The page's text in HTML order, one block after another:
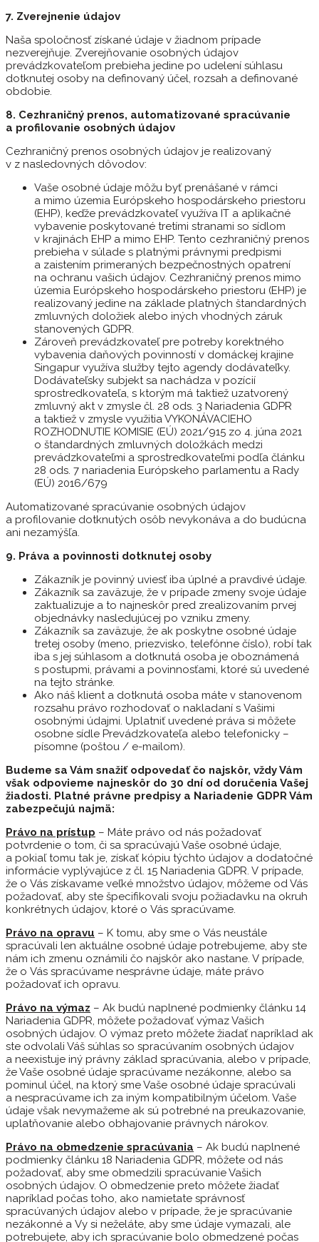
7. Zverejnenie údajov
Naša spoločnosť získané údaje v žiadnom prípade
nezverejňuje. Zverejňovanie osobných údajov
prevádzkovateľom prebieha jedine po udelení súhlasu
dotknutej osoby na definovaný účel, rozsah a definované
obdobie.
8. Cezhraničný prenos, automatizované spracúvanie
a profilovanie osobných údajov
Cezhraničný prenos osobných údajov je realizovaný
v z nasledovných dôvodov:
Vaše osobné údaje môžu byť prenášané v rámci
a mimo územia Európskeho hospodárskeho priestoru
(EHP), keďže prevádzkovateľ využíva IT a aplikačné
vybavenie poskytované tretími stranami so sídlom
v krajinách EHP a mimo EHP. Tento cezhraničný prenos
prebieha v súlade s platnými právnymi predpismi
a zaistením primeraných bezpečnostných opatrení
na ochranu vašich údajov. Cezhraničný prenos mimo
územia Európskeho hospodárskeho priestoru (EHP) je
realizovaný jedine na základe platných štandardných
zmluvných doložiek alebo iných vhodných záruk
stanovených GDPR.
Zároveň prevádzkovateľ pre potreby korektného
vybavenia daňových povinností v domáckej krajine
Singapur využíva služby tejto agendy dodávateľky.
Dodávateľsky subjekt sa nachádza v pozícií
sprostredkovateľa, s ktorým má taktiež uzatvorený
zmluvný akt v zmysle čl. 28 ods. 3 Nariadenia GDPR
a taktiež v zmysle využitia VYKONÁVACIEHO
ROZHODNUTIE KOMISIE (EÚ) 2021/915 zo 4. júna 2021
o štandardných zmluvných doložkách medzi
prevádzkovateľmi a sprostredkovateľmi podľa článku
28 ods. 7 nariadenia Európskeho parlamentu a Rady
(EÚ) 2016/679
Automatizované spracúvanie osobných údajov
a profilovanie dotknutých osôb nevykonáva a do budúcna
ani nezamýšľa.
9. Práva a povinnosti dotknutej osoby
Zákazník je povinný uviesť iba úplné a pravdivé údaje.
Zákazník sa zaväzuje, že v prípade zmeny svoje údaje
zaktualizuje a to najneskôr pred zrealizovaním prvej
objednávky nasledujúcej po vzniku zmeny.
Zákazník sa zaväzuje, že ak poskytne osobné údaje
tretej osoby (meno, priezvisko, telefónne číslo), robí tak
iba s jej súhlasom a dotknutá osoba je oboznámená
s postupmi, právami a povinnosťami, ktoré sú uvedené
na tejto stránke.
Ako náš klient a dotknutá osoba máte v stanovenom
rozsahu právo rozhodovať o nakladaní s Vašimi
osobnými údajmi. Uplatniť uvedené práva si môžete
osobne sídle Prevádzkovateľa alebo telefonicky –
písomne (poštou / e-mailom).
Budeme sa Vám snažiť odpovedať čo najskôr, vždy Vám
však odpovieme najneskôr do 30 dní od doručenia Vašej
žiadosti. Platné právne predpisy a Nariadenie GDPR Vám
zabezpečujú najmä:
Právo na prístup – Máte právo od nás požadovať
potvrdenie o tom, či sa spracúvajú Vaše osobné údaje,
a pokiaľ tomu tak je, získať kópiu týchto údajov a dodatočné
informácie vyplývajúce z čl. 15 Nariadenia GDPR. V prípade,
že o Vás získavame veľké množstvo údajov, môžeme od Vás
požadovať, aby ste špecifikovali svoju požiadavku na okruh
konkrétnych údajov, ktoré o Vás spracúvame.
Právo na opravu – K tomu, aby sme o Vás neustále
spracúvali len aktuálne osobné údaje potrebujeme, aby ste
nám ich zmenu oznámili čo najskôr ako nastane. V prípade,
že o Vás spracúvame nesprávne údaje, máte právo
požadovať ich opravu.
Právo na výmaz – Ak budú naplnené podmienky článku 14
Nariadenia GDPR, môžete požadovať výmaz Vašich
osobných údajov. O výmaz preto môžete žiadať napríklad ak
ste odvolali Váš súhlas so spracúvaním osobných údajov
a neexistuje iný právny základ spracúvania, alebo v prípade,
že Vaše osobné údaje spracúvame nezákonne, alebo sa
pominul účel, na ktorý sme Vaše osobné údaje spracúvali
a nespracúvame ich za iným kompatibilným účelom. Vaše
údaje však nevymažeme ak sú potrebné na preukazovanie,
uplatňovanie alebo obhajovanie právnych nárokov.
Právo na obmedzenie spracúvania – Ak budú naplnené
podmienky článku 18 Nariadenia GDPR, môžete od nás
požadovať, aby sme obmedzili spracúvanie Vašich
osobných údajov. O obmedzenie preto môžete žiadať
napríklad počas toho, ako namietate správnosť
spracúvaných údajov alebo v prípade, že je spracúvanie
nezákonné a Vy si neželáte, aby sme údaje vymazali, ale
potrebujete, aby ich spracúvanie bolo obmedzené počas